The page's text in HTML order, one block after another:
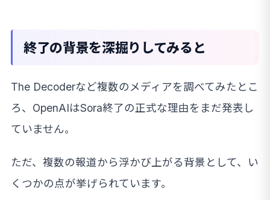
終了の背景を深掘りしてみると
The Decoderなど複数のメディアを調べてみたとこ
ろ、OpenAIはSora終了の正式な理由をまだ発表し
ていません。
ただ、複数の報道から浮かび上がる背景として、い
くつかの点が挙げられています。